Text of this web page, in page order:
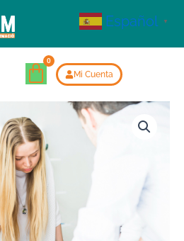
Mi Cuenta
Español ▼